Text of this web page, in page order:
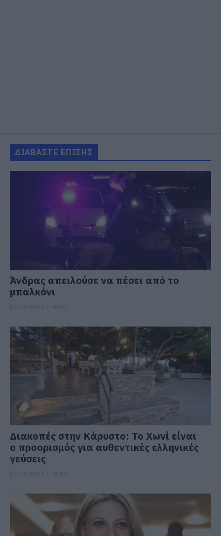
ΔΙΑΒΑΣΤΕ ΕΠΙΣΗΣ
Άνδρας απειλούσε να πέσει από το
μπαλκόνι
Διακοπές στην Κάρυστο: Το Χωνί είναι
ο προορισμός για αυθεντικές ελληνικές
γεύσεις